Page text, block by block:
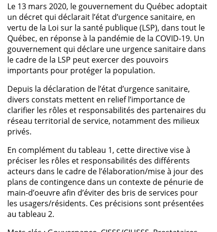
Le 13 mars 2020, le gouvernement du Québec adoptait
un décret qui déclarait l’état d’urgence sanitaire, en
vertu de la Loi sur la santé publique (LSP), dans tout le
Québec, en réponse à la pandémie de la COVID-19. Un
gouvernement qui déclare une urgence sanitaire dans
le cadre de la LSP peut exercer des pouvoirs
importants pour protéger la population.
Depuis la déclaration de l’état d’urgence sanitaire,
divers constats mettent en relief l’importance de
clarifier les rôles et responsabilités des partenaires du
réseau territorial de service, notamment des milieux
privés.
En complément du tableau 1, cette directive vise à
préciser les rôles et responsabilités des différents
acteurs dans le cadre de l’élaboration/mise à jour des
plans de contingence dans un contexte de pénurie de
main-d’oeuvre afin d’éviter des bris de services pour
les usagers/résidents. Ces précisions sont présentées
au tableau 2.